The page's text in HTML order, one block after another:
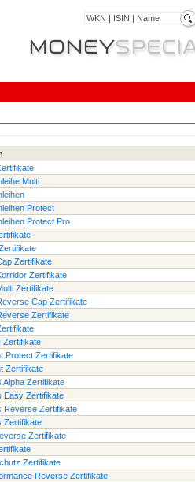
Multi
Protect
Protect Pro
Zertifikate
Zertifikate
Zertifikate
Cap Zertifikate
Zertifikate
Zertifikate
Protect Zertifikate
Zertifikate
Alpha Zertifikate
Easy Zertifikate
Reverse Zertifikate
Zertifikate
Zertifikate
Zertifikate
Reverse Zertifikate